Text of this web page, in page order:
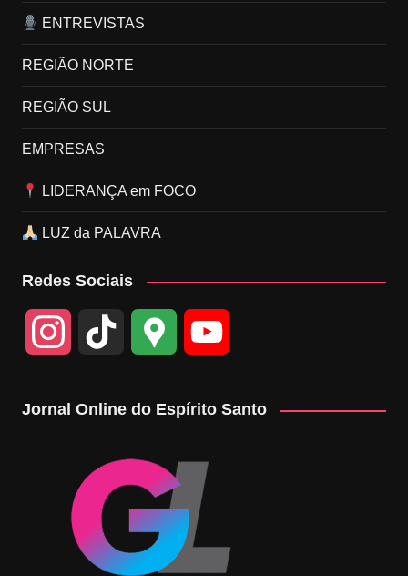
ENTREVISTAS
REGIÃO NORTE
REGIÃO SUL
EMPRESAS
LIDERANÇA em FOCO
LUZ da PALAVRA
Redes Sociais
a o
k
o
g
l
e b
Jornal Online do Espírito Santo